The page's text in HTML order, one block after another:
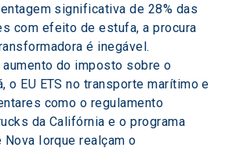
significativa de 28% das
com efeito de estufa, a procura
é inegável.
aumento do imposto sobre o
o EU ETS no transporte marítimo e
como o regulamento
da Califórnia e o programa
Iorque realçam o